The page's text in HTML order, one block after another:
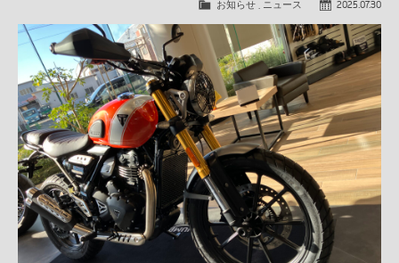
2025.07.30
お知らせ ニュース